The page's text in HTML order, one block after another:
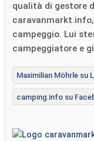
qualità di gestore
campeggio. Lui
campeggiatore e
Maximilian Möhrle su
camping.info su